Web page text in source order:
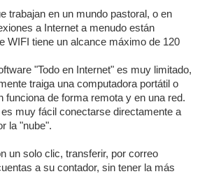
trabajan en un mundo pastoral, o en
a Internet a menudo están
WIFI tiene un alcance máximo de 120
"Todo en Internet" es muy limitado,
traiga una computadora portátil o
funciona de forma remota y en una red.
muy fácil conectarse directamente a
la "nube".
un solo clic, transferir, por correo
a su contador, sin tener la más